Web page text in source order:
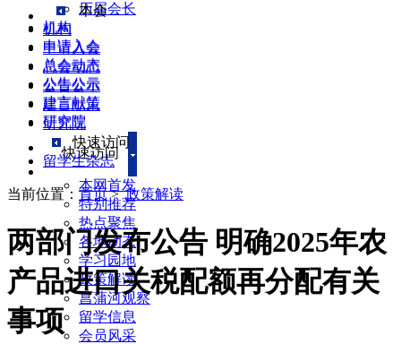
历届会长
机构
申请入会
总会动态
公告公示
建言献策
研究院
快速访问
本网首发
特别推荐
热点聚焦
各地动态
学习园地
政策解读
菖蒲河观察
留学信息
会员风采
本会
机构
申请入会
总会动态
公告公示
建言献策
研究院
快速访问
留学生杂志
当前位置： 首页>政策解读
两部门发布公告 明确2025年农
产品进口关税配额再分配有关
事项